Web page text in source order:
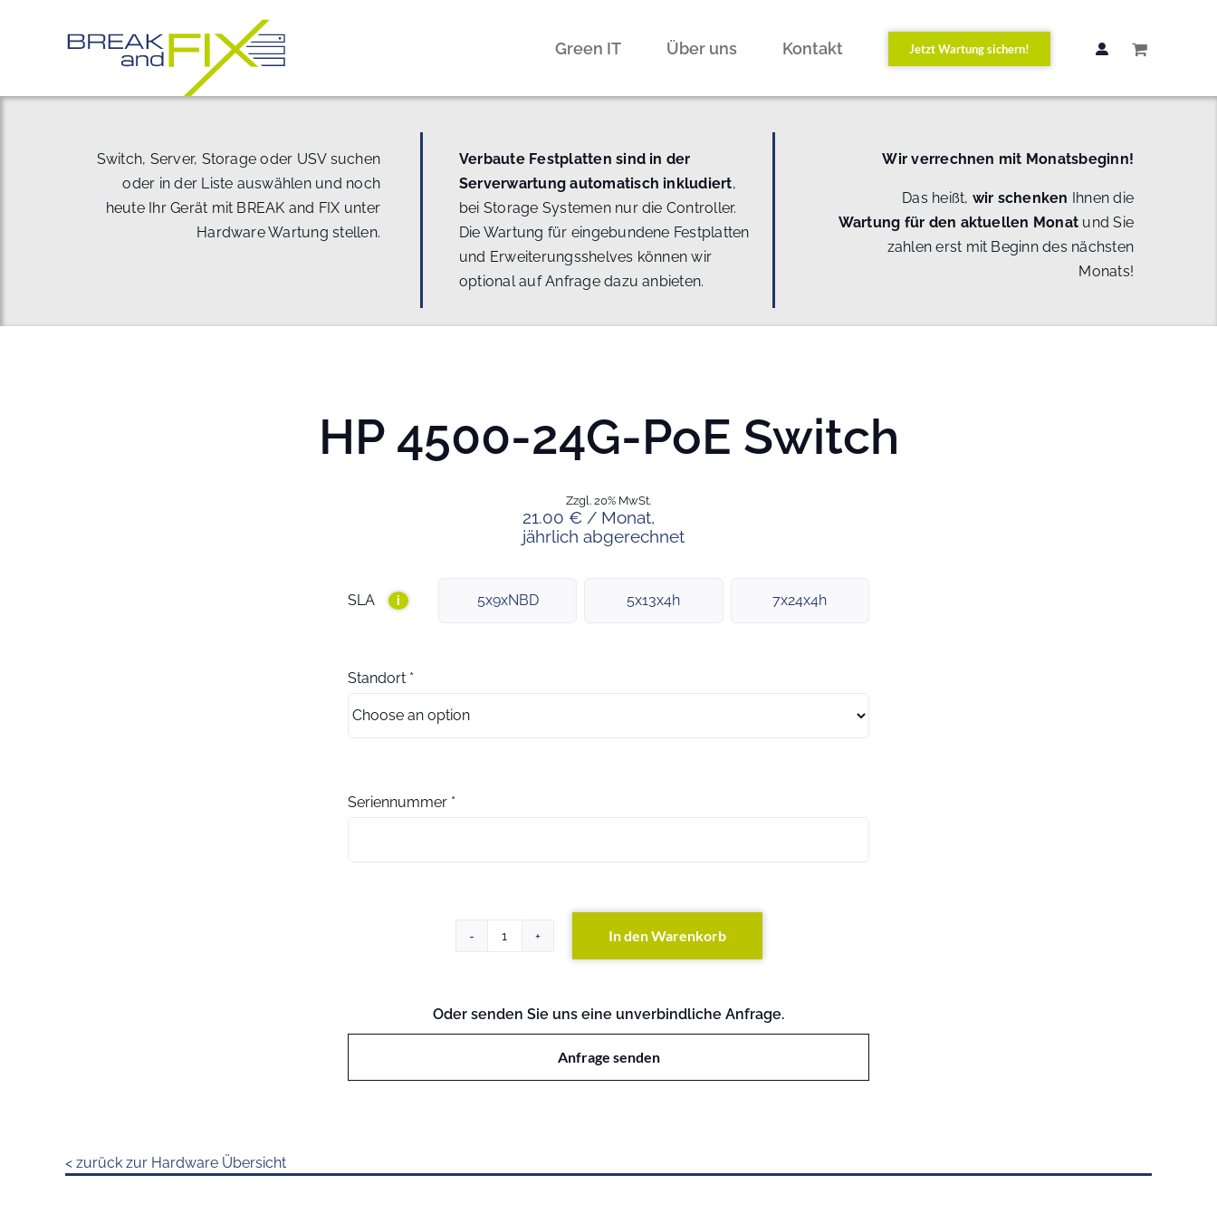
Green IT Über uns Kontakt Jetzt Wartung sichern!
Switch, Server, Storage oder USV suchen
oder in der Liste auswählen und noch
heute Ihr Gerät mit BREAK and FIX unter
Hardware Wartung stellen.
Verbaute Festplatten sind in der
Serverwartung automatisch inkludiert,
bei Storage Systemen nur die Controller.
Die Wartung für eingebundene Festplatten
und Erweiterungsshelves können wir
optional auf Anfrage dazu anbieten.
Wir verrechnen mit Monatsbeginn!
Das heißt, wir schenken Ihnen die
Wartung für den aktuellen Monat und Sie
zahlen erst mit Beginn des nächsten
Monats!
HP 4500-24G-PoE Switch
21.00 € / Monat,
jährlich abgerechnet
Zzgl. 20% MwSt.
SLA i 5x9xNBD 5x13x4h 7x24x4h
Standort *
Seriennummer *
HP
Switch
In den Warenkorb
Oder senden Sie uns eine unverbindliche Anfrage.
Anfrage senden
< zurück zur Hardware Übersicht